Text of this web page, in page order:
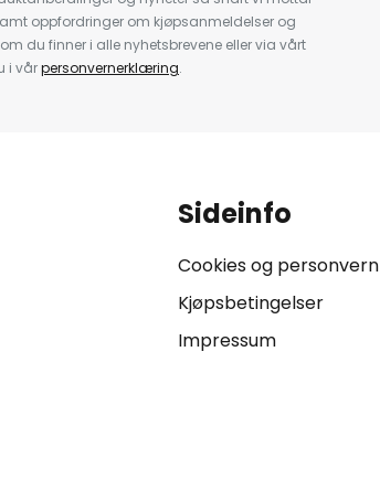
oppfordringer om kjøpsanmeldelser og
du finner i alle nyhetsbrevene eller via vårt
i vårpersonvernerklæring.
Sideinfo
Cookies og personvern
Kjøpsbetingelser
Impressum